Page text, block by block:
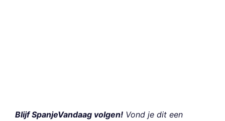
Blijf SpanjeVandaag volgen! Vond je dit een